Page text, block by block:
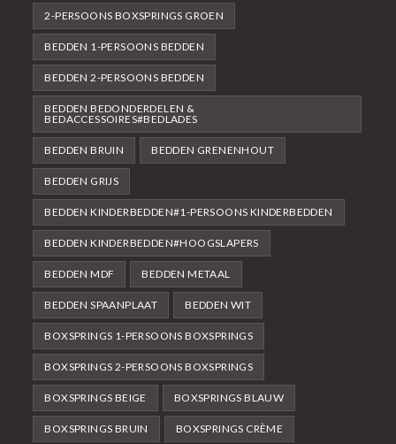
2-PERSOONS BOXSPRINGS GROEN
BEDDEN 1-PERSOONS BEDDEN
BEDDEN 2-PERSOONS BEDDEN
BEDDEN BEDONDERDELEN &
BEDACCESSOIRES#BEDLADES
BEDDEN BRUIN BEDDEN GRENENHOUT
BEDDEN GRIJS
BEDDEN KINDERBEDDEN#1-PERSOONS KINDERBEDDEN
BEDDEN KINDERBEDDEN#HOOGSLAPERS
BEDDEN MDF BEDDEN METAAL
BEDDEN SPAANPLAAT BEDDEN WIT
BOXSPRINGS 1-PERSOONS BOXSPRINGS
BOXSPRINGS 2-PERSOONS BOXSPRINGS
BOXSPRINGS BEIGE BOXSPRINGS BLAUW
BOXSPRINGS BRUIN BOXSPRINGS CRÈME